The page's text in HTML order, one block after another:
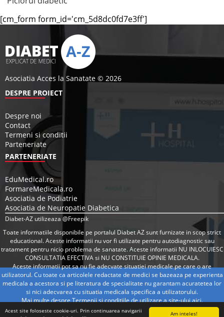
Am inteles!
Acest site foloseste cookie-uri. Prin continuarea navigarii
[cm_form form_id='cm_5d8dc0fd7e3ff']
Asociatia Acces la Sanatate © 2026
DESPRE PROIECT
Despre noi
Contact
Termeni si conditii
Parteneriate
PARTENERIATE
EduMedical.ro
FormareMedicala.ro
Asociatia de Podiatrie
Asociatia de Neuropatie Diabetica
Diabet-AZ utilizeaza @Freepik
Toate informatiile disponibile pe portalul Diabet AZ sunt furnizate in scop strict
educational. Aceste informatii nu vor fi utilizate pentru autodiagnostic sau
tratament pentru nicio problema de sanatate. Aceste informatii NU INLOCUIESC
CONSULTATIA EFECTIVA si NU CONSTITUIE OPINIE MEDICALA.
Aceste informatii pot sa nu fie adecvate situatiei medicale pe care o are
utilizatorul. Cu toate ca articolele redactate de medici se bazeaza pe experienta
medicala a acestora si pe literatura de specialitate nu garantam acuratetea lor
si nici adecvarea cu situatia medicala specifica a utilizatorului.
Mai multe despre Termenii si conditiile de utilizare a site-uluiaici.